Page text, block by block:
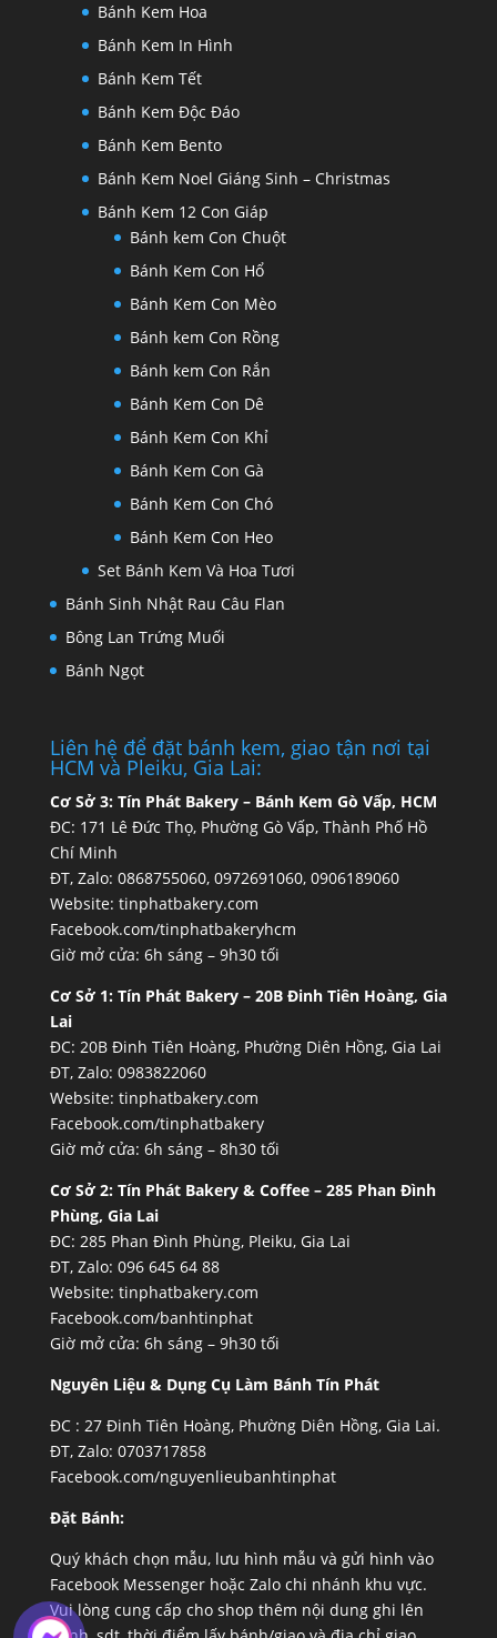
Bánh Kem Hoa
Bánh Kem In Hình
Bánh Kem Tết
Bánh Kem Độc Đáo
Bánh Kem Bento
Bánh Kem Noel Giáng Sinh – Christmas
Bánh Kem 12 Con Giáp
Bánh kem Con Chuột
Bánh Kem Con Hổ
Bánh Kem Con Mèo
Bánh kem Con Rồng
Bánh kem Con Rắn
Bánh Kem Con Dê
Bánh Kem Con Khỉ
Bánh Kem Con Gà
Bánh Kem Con Chó
Bánh Kem Con Heo
Set Bánh Kem Và Hoa Tươi
Bánh Sinh Nhật Rau Câu Flan
Bông Lan Trứng Muối
Bánh Ngọt
Liên hệ để đặt bánh kem, giao tận nơi tại
HCM và Pleiku, Gia Lai:
Cơ Sở 3: Tín Phát Bakery – Bánh Kem Gò Vấp, HCM
ĐC: 171 Lê Đức Thọ, Phường Gò Vấp, Thành Phố Hồ
Chí Minh
ĐT, Zalo: 0868755060, 0972691060, 0906189060
Website: tinphatbakery.com
Facebook.com/tinphatbakeryhcm
Giờ mở cửa: 6h sáng – 9h30 tối
Cơ Sở 1: Tín Phát Bakery – 20B Đinh Tiên Hoàng, Gia
Lai
ĐC: 20B Đinh Tiên Hoàng, Phường Diên Hồng, Gia Lai
ĐT, Zalo: 0983822060
Website: tinphatbakery.com
Facebook.com/tinphatbakery
Giờ mở cửa: 6h sáng – 8h30 tối
Cơ Sở 2: Tín Phát Bakery & Coffee – 285 Phan Đình
Phùng, Gia Lai
ĐC: 285 Phan Đình Phùng, Pleiku, Gia Lai
ĐT, Zalo: 096 645 64 88
Website: tinphatbakery.com
Facebook.com/banhtinphat
Giờ mở cửa: 6h sáng – 9h30 tối
Nguyên Liệu & Dụng Cụ Làm Bánh Tín Phát
ĐC : 27 Đinh Tiên Hoàng, Phường Diên Hồng, Gia Lai.
ĐT, Zalo: 0703717858
Facebook.com/nguyenlieubanhtinphat
Đặt Bánh:
Quý khách chọn mẫu, lưu hình mẫu và gửi hình vào
Facebook Messenger hoặc Zalo chi nhánh khu vực.
Vui lòng cung cấp cho shop thêm nội dung ghi lên